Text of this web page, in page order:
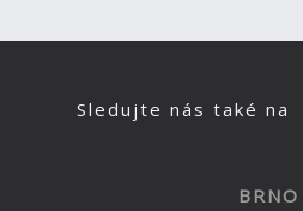
Sledujte nás také na
BRNO